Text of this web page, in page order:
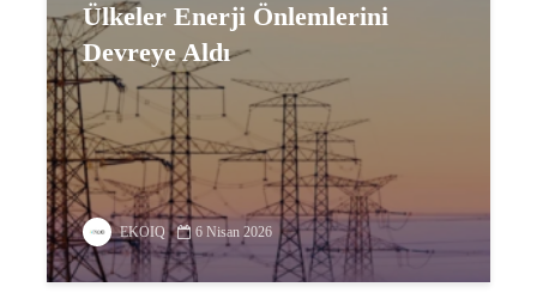
Ülkeler Enerji Önlemlerini
Devreye Aldı
EKOIQ 6 Nisan 2026